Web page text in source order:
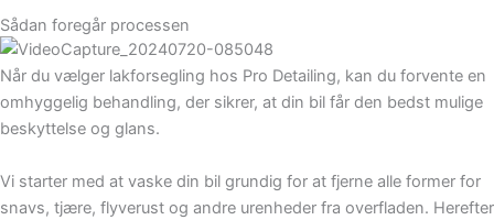
Sådan foregår processen
Når du vælger lakforsegling hos Pro Detailing, kan du forvente en
omhyggelig behandling, der sikrer, at din bil får den bedst mulige
beskyttelse og glans.
Vi starter med at vaske din bil grundig for at fjerne alle former for
snavs, tjære, flyverust og andre urenheder fra overfladen. Herefter